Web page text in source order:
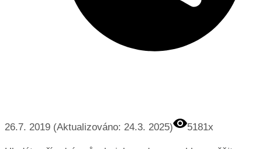
26.7. 2019 (Aktualizováno: 24.3. 2025) 5181x